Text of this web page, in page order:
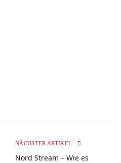
NÄCHSTER ARTIKEL
Nord Stream – Wie es